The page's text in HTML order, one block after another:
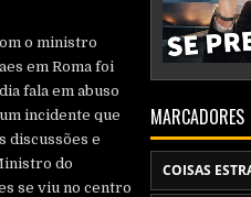
o ministro
em Roma foi
fala em abuso
incidente que
discussões e
do
se viu no centro
MARCADORES
COISAS